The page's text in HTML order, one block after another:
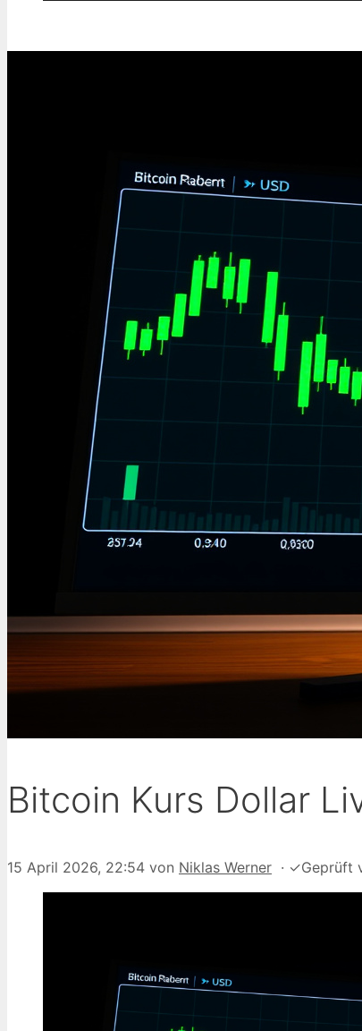
Bitcoin Kurs Dollar
15 April 2026, 22:54 von Niklas Werner · ✓Geprüft